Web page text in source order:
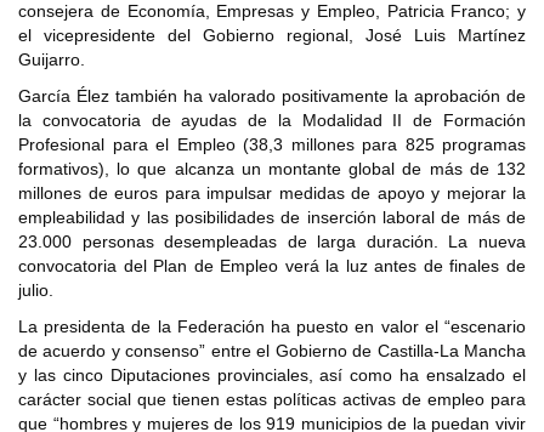
consejera de Economía, Empresas y Empleo, Patricia Franco; y
el vicepresidente del Gobierno regional, José Luis Martínez
Guijarro.
García Élez también ha valorado positivamente la aprobación de
la convocatoria de ayudas de la Modalidad II de Formación
Profesional para el Empleo (38,3 millones para 825 programas
formativos), lo que alcanza un montante global de más de 132
millones de euros para impulsar medidas de apoyo y mejorar la
empleabilidad y las posibilidades de inserción laboral de más de
23.000 personas desempleadas de larga duración. La nueva
convocatoria del Plan de Empleo verá la luz antes de finales de
julio.
La presidenta de la Federación ha puesto en valor el “escenario
de acuerdo y consenso” entre el Gobierno de Castilla-La Mancha
y las cinco Diputaciones provinciales, así como ha ensalzado el
carácter social que tienen estas políticas activas de empleo para
que “hombres y mujeres de los 919 municipios de la puedan vivir